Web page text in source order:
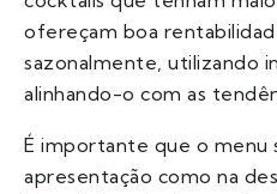
ofereçam boa
sazonalmente, utilizando
alinhando-o com as
É importante que o menu
apresentação como na